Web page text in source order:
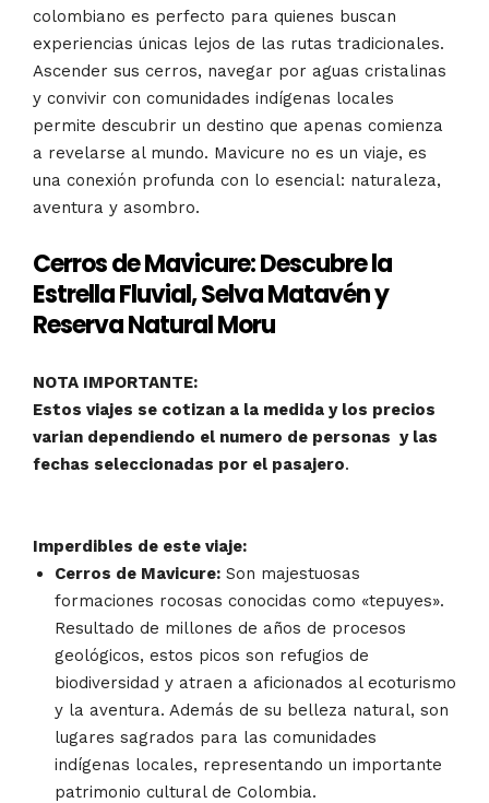
colombiano es perfecto para quienes buscan
experiencias únicas lejos de las rutas tradicionales.
Ascender sus cerros, navegar por aguas cristalinas
y convivir con comunidades indígenas locales
permite descubrir un destino que apenas comienza
a revelarse al mundo. Mavicure no es un viaje, es
una conexión profunda con lo esencial: naturaleza,
aventura y asombro.
Cerros de Mavicure: Descubre la
Estrella Fluvial, Selva Matavén y
Reserva Natural Moru
NOTA IMPORTANTE:
Estos viajes se cotizan a la medida y los precios
varian dependiendo el numero de personas y las
fechas seleccionadas por el pasajero.
Imperdibles de este viaje:
Cerros de Mavicure: Son majestuosas
formaciones rocosas conocidas como «tepuyes».
Resultado de millones de años de procesos
geológicos, estos picos son refugios de
biodiversidad y atraen a aficionados al ecoturismo
y la aventura. Además de su belleza natural, son
lugares sagrados para las comunidades
indígenas locales, representando un importante
patrimonio cultural de Colombia.